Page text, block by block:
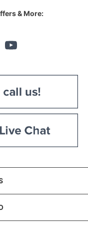
& More: